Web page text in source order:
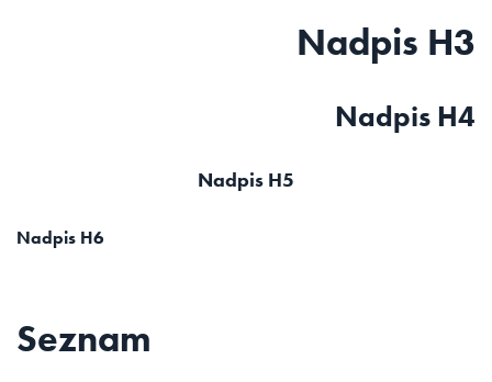
Nadpis H3
Nadpis H4
Nadpis H5
Nadpis H6
Seznam